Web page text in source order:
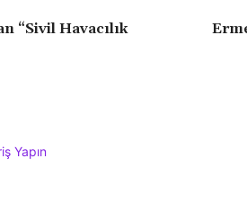
“Sivil Havacılık
Yapın